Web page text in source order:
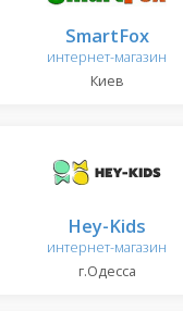
SmartFox
интернет-магазин
Киев
Hey-Kids
интернет-магазин
г.Одесса